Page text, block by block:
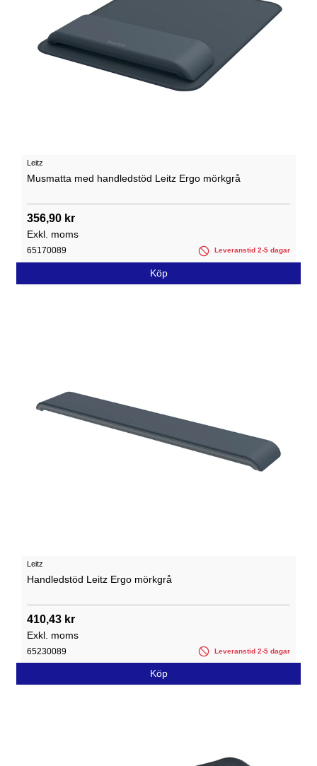
Leitz
Musmatta med handledstöd Leitz Ergo mörkgrå
356,90 kr
Exkl. moms
65170089 Leveranstid 2-5 dagar
Köp
Leitz
Handledstöd Leitz Ergo mörkgrå
410,43 kr
Exkl. moms
65230089 Leveranstid 2-5 dagar
Köp